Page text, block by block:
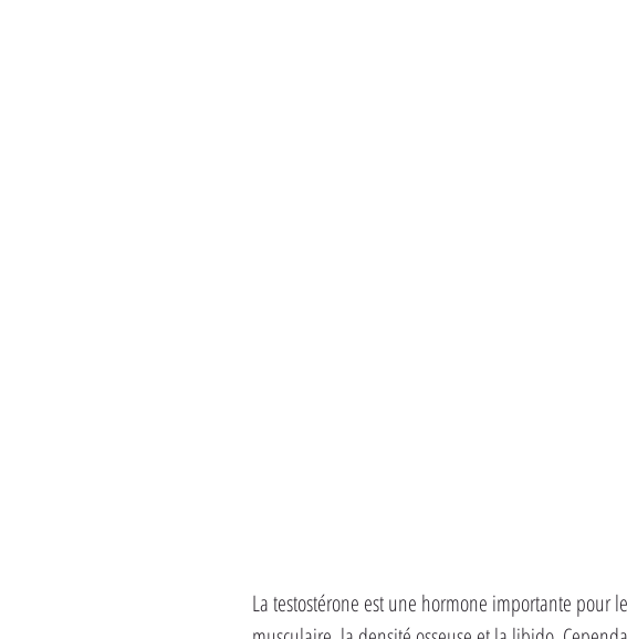
La testostérone est une hormone importante pour